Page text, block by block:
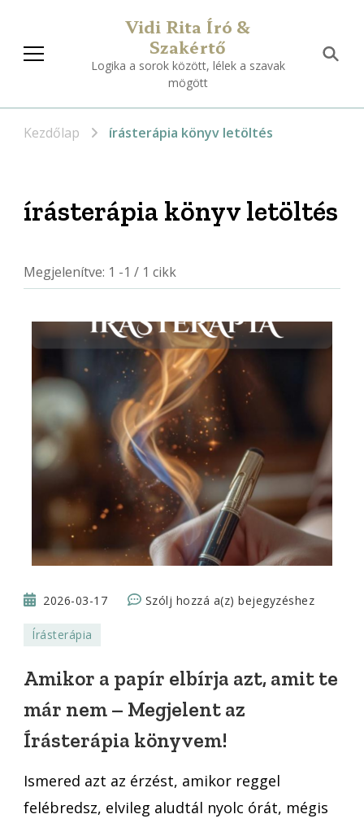
Vidi Rita Író &
Szakértő
Logika a sorok között, lélek a szavak
mögött
Kezdőlap írásterápia könyv letöltés
írásterápia könyv letöltés
Megjelenítve: 1 -1 / 1 cikk
2026-03-17 Szólj hozzá a(z)Amikor
azt,
amit
–
Megjelent
bejegyzéshez
Írásterápia
Amikor a papír elbírja azt, amit te
már nem – Megjelent az
Írásterápia könyvem!
Ismered azt az érzést, amikor reggel
felébredsz, elvileg aludtál nyolc órát, mégis